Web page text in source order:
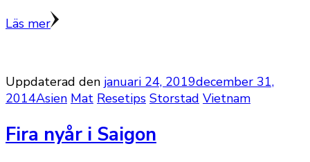
Läs mer
Uppdaterad den januari 24, 2019december 31,
2014Asien Mat Resetips Storstad Vietnam
Fira nyår i Saigon